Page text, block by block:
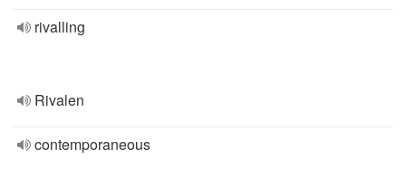
rivalling
Rivalen
contemporaneous